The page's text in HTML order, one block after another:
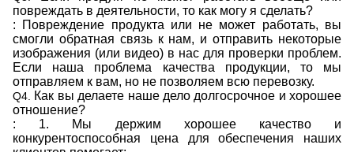
повреждать в деятельности, то как могу я сделать?
: Повреждение продукта или не может работать, вы
смогли обратная связь к нам, и отправить некоторые
изображения (или видео) в нас для проверки проблем.
Если наша проблема качества продукции, то мы
отправляем к вам, но не позволяем всю перевозку.
Q4.
Как вы делаете наше дело долгосрочное и хорошее
отношение?
: 1. Мы держим хорошее качество и
конкурентоспособная цена для обеспечения наших